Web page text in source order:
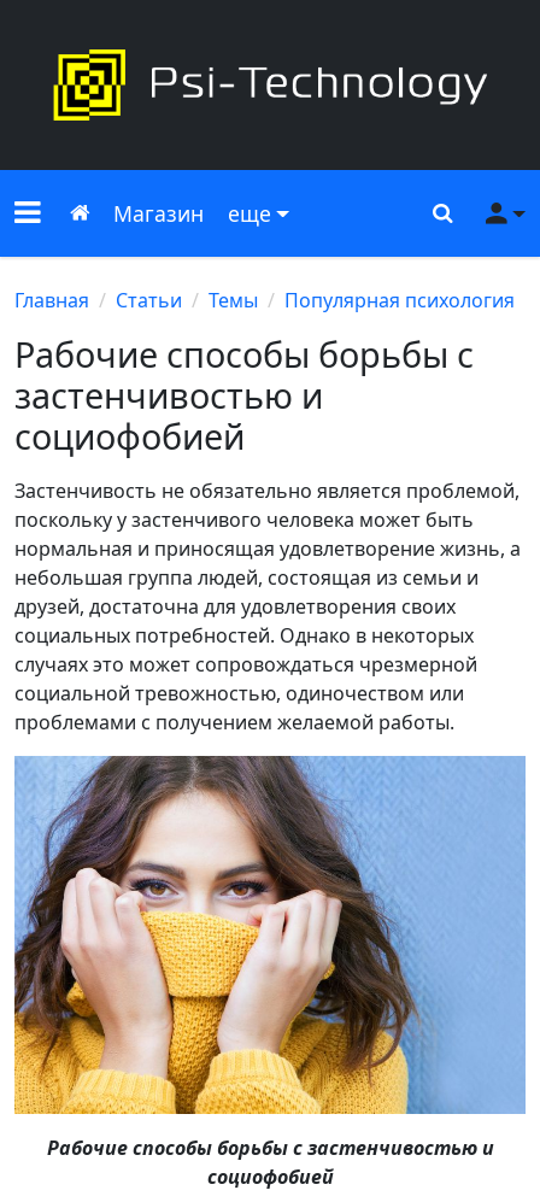
Меню сайта
Главная
Магазин еще Поиск
Главная Статьи Темы Популярная психология
Рабочие способы борьбы с
застенчивостью и
социофобией
Застенчивость не обязательно является проблемой,
поскольку у застенчивого человека может быть
нормальная и приносящая удовлетворение жизнь, а
небольшая группа людей, состоящая из семьи и
друзей, достаточна для удовлетворения своих
социальных потребностей. Однако в некоторых
случаях это может сопровождаться чрезмерной
социальной тревожностью, одиночеством или
проблемами с получением желаемой работы.
Рабочие способы борьбы с застенчивостью и
социофобией